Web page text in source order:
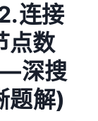
连接
点数
深搜
题解)